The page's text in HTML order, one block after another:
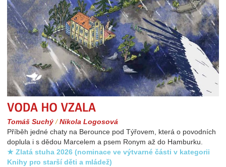
Tomáš Suchý /Nikola Logosová
Příběh jedné chaty na Berounce pod Týřovem, která o povodních
doplula i s dědou Marcelem a psem Ronym až do Hamburku.
★ Zlatá stuha 2026 (nominace ve výtvarné části v kategorii
Knihy pro starší děti a mládež)